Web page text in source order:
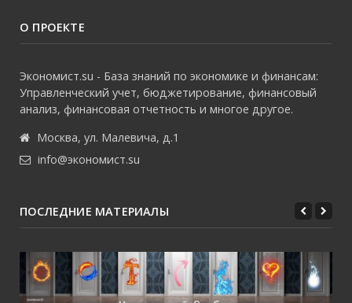
О ПРОЕКТЕ
Экономист.su - База знаний по экономике и финансам:
Управленческий учет, бюджетирование, финансовый
анализ, финансовая отчетность и многое другое.
Москва, ул. Малевича, д.1
info@экономист.su
ПОСЛЕДНИЕ МАТЕРИАЛЫ